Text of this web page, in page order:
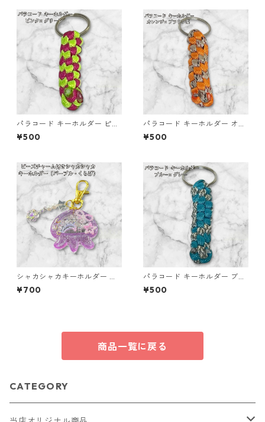
パラコード キーホルダー ピン
ク グリーン 編み込み s18
¥500
パラコード キーホルダー オレ
ンジ ブラウン系 編み込み s35
¥500
シャカシャカキーホルダー く
らげ レジン キーホルダー パー
プル ビーズ チャーム付き かわ
ゆめかわ ギフト
¥700
パラコード キーホルダー ブル
ー グレー 編み込み s20
¥500
商品一覧に戻る
CATEGORY